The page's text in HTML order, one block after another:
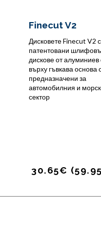
Finecut V2
Дисковете Finecut V2
патентовани
дискове от алуминиев
върху гъвкава основа
предназначени за
автомобилния и
сектор
30.65€ (